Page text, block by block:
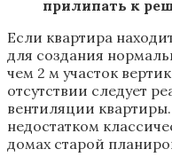
прилипать к
Если квартира
для создания
чем 2 м участок
отсутствии следует
вентиляции
недостатком
домах старой